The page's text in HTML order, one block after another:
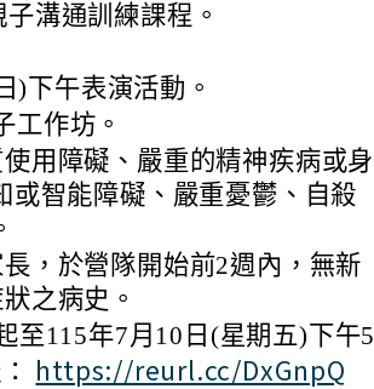
溝通訓練課程。
)下午表演活動。
工作坊。
用障礙、嚴重的精神疾病或身
或智能障礙、嚴重憂鬱、自殺
，於營隊開始前2週內，無新
之病史。
至115年7月10日(星期五)下午5
https://reurl.cc/DxGnpQ